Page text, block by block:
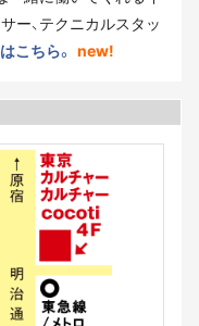
ー、テクニカルスタッ
こちら。 new!